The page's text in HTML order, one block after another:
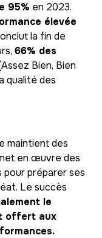
95% en 2023.
élevée
la fin de
66% des
Bien, Bien
qualité des
maintient des
en œuvre des
préparer ses
Le succès
le
offert aux